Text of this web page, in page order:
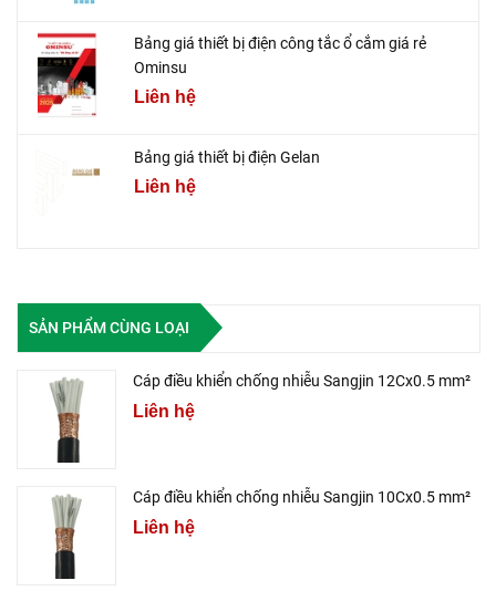
Bảng giá thiết bị điện công tắc ổ cắm giá rẻ
Ominsu
Liên hệ
Bảng giá thiết bị điện Gelan
Liên hệ
SẢN PHẨM CÙNG LOẠI
Cáp điều khiển chống nhiễu Sangjin 12Cx0.5 mm²
Liên hệ
Cáp điều khiển chống nhiễu Sangjin 10Cx0.5 mm²
Liên hệ